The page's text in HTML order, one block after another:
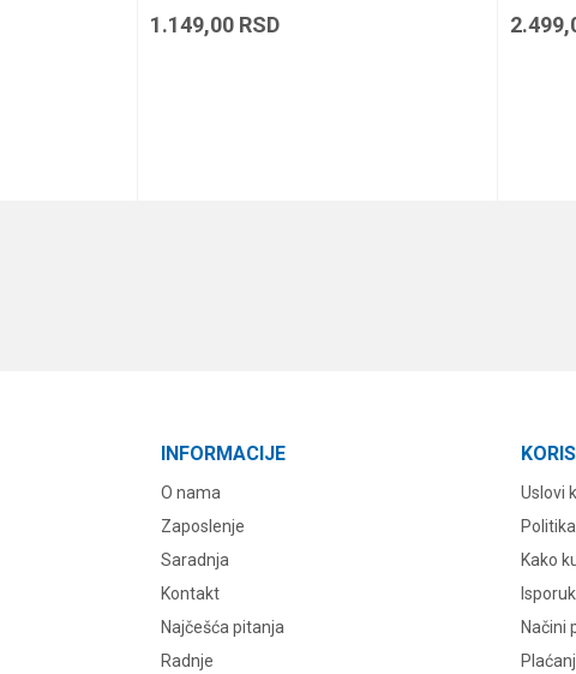
1.149,00 RSD
INFORMACIJE
O nama
Zaposlenje
Saradnja
Kontakt
Najčešća pitanja
Radnje
Uslovi
Kako
Načini